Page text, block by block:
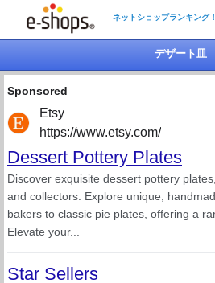
ネットショップランキング！
デザート皿